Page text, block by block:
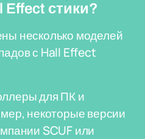
стики?
несколько моделей
с Hall Effect
для ПК и
некоторые версии
SCUF или